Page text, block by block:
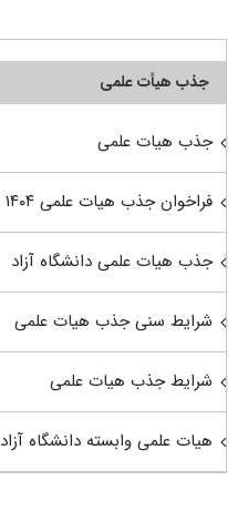
جذب هیأت علمی
جذب هیات علمی
فراخوان جذب هیات علمی ۱۴۰۴
جذب هیات علمی دانشگاه آزاد
شرایط سنی جذب هیات علمی
شرایط جذب هیات علمی
هیات علمی وابسته دانشگاه آزاد